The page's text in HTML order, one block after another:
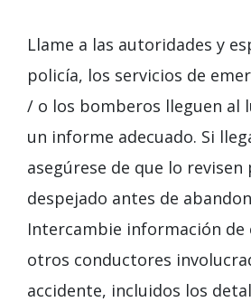
Llame a las autoridades y
policía, los servicios de
/ o los bomberos lleguen al
un informe adecuado. Si
asegúrese de que lo revisen
despejado antes de
Intercambie información de
otros conductores
accidente, incluidos los